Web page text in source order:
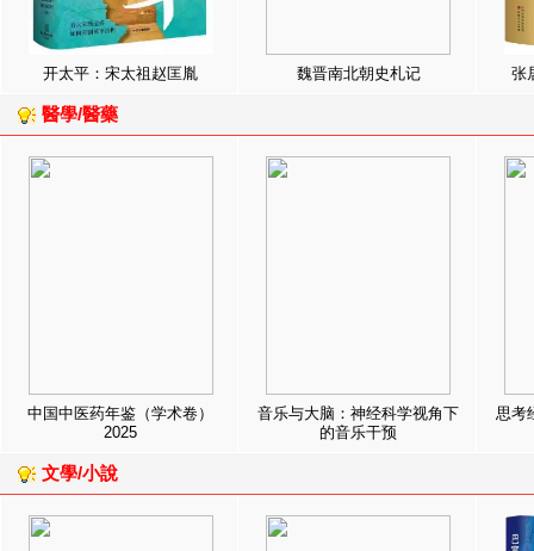
开太平：宋太祖赵匡胤 魏晋南北朝史札记 张
醫學/醫藥
中国中医药年鉴（学术卷）
2025
音乐与大脑：神经科学视角下
的音乐干预
思考
文學/小說